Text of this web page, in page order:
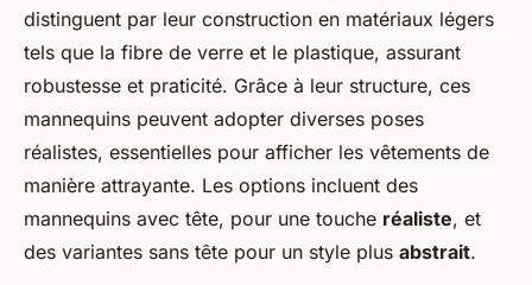
distinguent par leur construction en matériaux légers
tels que la fibre de verre et le plastique, assurant
robustesse et praticité. Grâce à leur structure, ces
mannequins peuvent adopter diverses poses
réalistes, essentielles pour afficher les vêtements de
manière attrayante. Les options incluent des
mannequins avec tête, pour une touche réaliste, et
des variantes sans tête pour un style plus abstrait.